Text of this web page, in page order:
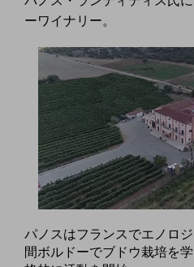
ーワイナリー。
パノスはフランスでエノロ
間ボルドーでブドウ栽培を